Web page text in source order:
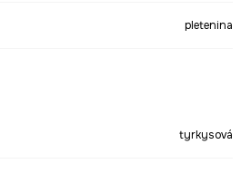
pletenina
tyrkysová